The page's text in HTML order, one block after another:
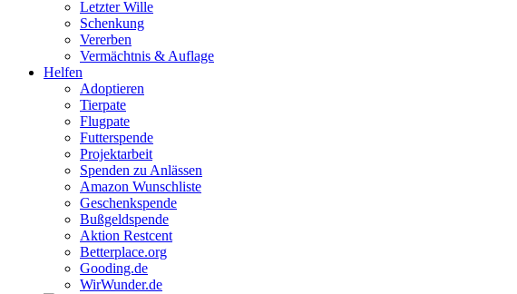
Letzter Wille
Schenkung
Vererben
Vermächtnis & Auflage
Helfen
Adoptieren
Tierpate
Flugpate
Futterspende
Projektarbeit
Spenden zu Anlässen
Amazon Wunschliste
Geschenkspende
Bußgeldspende
Aktion Restcent
Betterplace.org
Gooding.de
WirWunder.de